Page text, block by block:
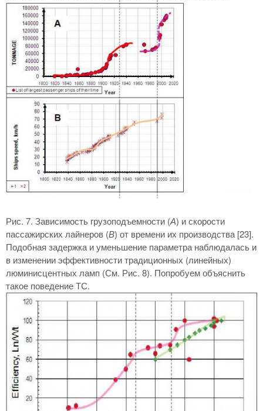
Рис. 7. Зависимость грузоподъемности (А) и скорости
пассажирских лайнеров (В) от времени их производства [23].
Подобная задержка и уменьшение параметра наблюдалась и
в изменении эффективности традиционных (линейных)
люминисцентных ламп (См. Рис. 8). Попробуем объяснить
такое поведение ТС.